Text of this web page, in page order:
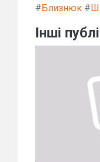
#Близнюк #
Інші